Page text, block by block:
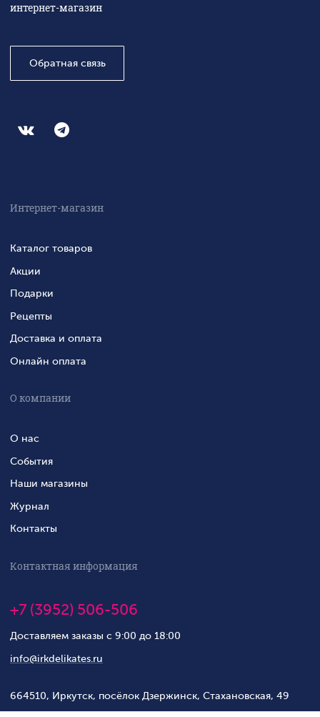
интернет-магазин
Обратная связь
Интернет-магазин
Каталог товаров
Акции
Подарки
Рецепты
Доставка и оплата
Онлайн оплата
О компании
О нас
События
Наши магазины
Журнал
Контакты
Контактная информация
+7 (3952) 506-506
Доставляем заказы с 9:00 до 18:00
info@irkdelikates.ru
664510, Иркутск, посёлок Дзержинск, Стахановская, 49